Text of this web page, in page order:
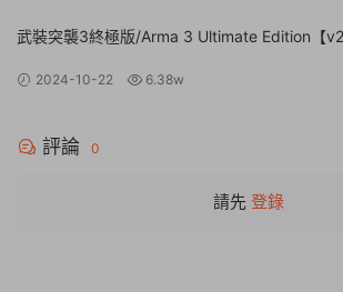
武裝突襲3終極版/Arma 3 Ultimate Edition【
2024-10-22 6.38w
評論 0
請先 登錄